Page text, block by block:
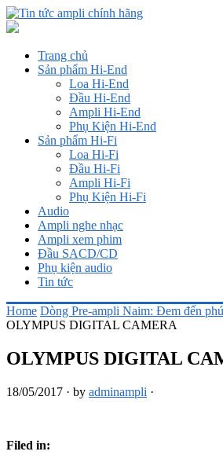
Trang chủ
Sản phẩm Hi-End
Loa Hi-End
Đầu Hi-End
Ampli Hi-End
Phụ Kiện Hi-End
Sản phẩm Hi-Fi
Loa Hi-Fi
Đầu Hi-Fi
Ampli Hi-Fi
Phụ Kiện Hi-Fi
Audio
Ampli nghe nhạc
Ampli xem phim
Đầu SACD/CD
Phụ kiện audio
Tin tức
Home Dòng Pre-ampli Naim: Đem đến
OLYMPUS DIGITAL CAMERA
OLYMPUS DIGITAL
18/05/2017 · by adminampli ·
Filed in: